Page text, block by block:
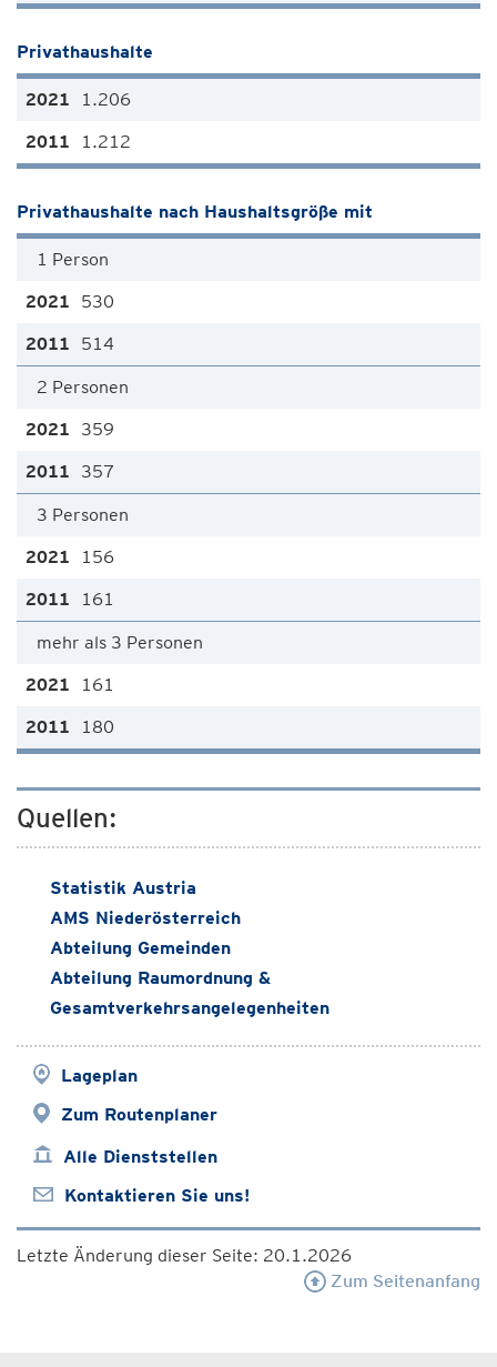
Privathaushalte
1.206
1.212
Privathaushalte nach Haushaltsgröße mit
1 Person
530
514
2 Personen
359
357
3 Personen
156
161
mehr als 3 Personen
161
180
Quellen:
Statistik Austria
AMS Niederösterreich
Abteilung Gemeinden
Abteilung Raumordnung &
Gesamtverkehrsangelegenheiten
Lageplan
Zum Routenplaner
Alle Dienststellen
Kontaktieren Sie uns!
Letzte Änderung dieser Seite: 20.1.2026
Zum Seitenanfang